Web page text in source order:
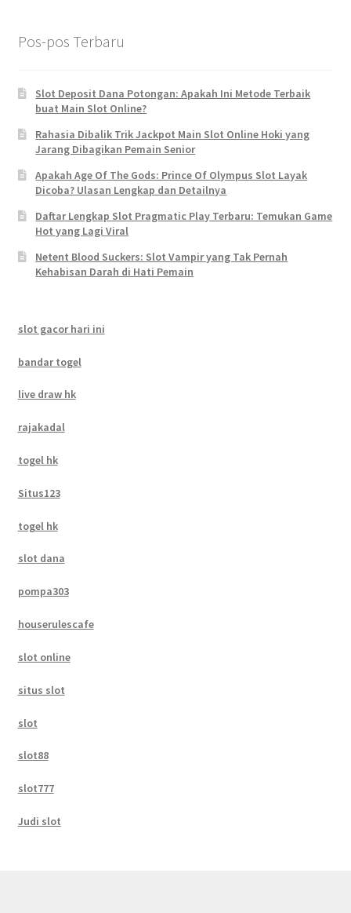
Pos-pos Terbaru
Slot Deposit Dana Potongan: Apakah Ini Metode Terbaik
buat Main Slot Online?
Rahasia Dibalik Trik Jackpot Main Slot Online Hoki yang
Jarang Dibagikan Pemain Senior
Apakah Age Of The Gods: Prince Of Olympus Slot Layak
Dicoba? Ulasan Lengkap dan Detailnya
Daftar Lengkap Slot Pragmatic Play Terbaru: Temukan Game
Hot yang Lagi Viral
Netent Blood Suckers: Slot Vampir yang Tak Pernah
Kehabisan Darah di Hati Pemain
slot gacor hari ini
bandar togel
live draw hk
rajakadal
togel hk
Situs123
togel hk
slot dana
pompa303
houserulescafe
slot online
situs slot
slot
slot88
slot777
Judi slot